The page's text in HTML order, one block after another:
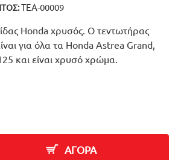
Honda χρυσός. Ο τεντωτήρας
για όλα τα Honda Astrea Grand,
και είναι χρυσό χρώμα.
ΤΕΑ-00009
ΑΓΟΡΑ